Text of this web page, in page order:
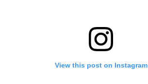
View this post on Instagram